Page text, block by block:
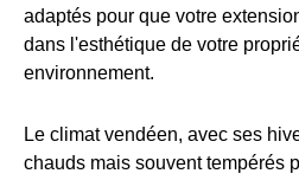
adaptés pour que votre
dans l'esthétique de votre
environnement.
Le climat vendéen, avec ses
chauds mais souvent tempérés